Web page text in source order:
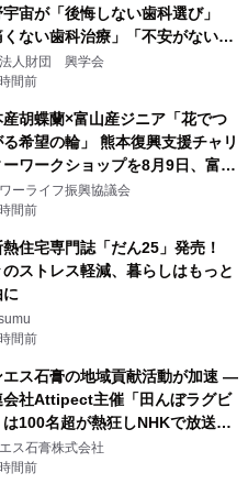
宙が「後悔しない歯科選び」
くない歯科治療」「不安がない治
」をテーマに専門監修
人財団 興学会
間前
産胡蝶蘭×富山産ジニア「花でつ
希望の輪」 熊本復興支援チャリ
ーワークショップを8月9日、富
射水で開催
ーライフ振興協議会
間前
住宅専門誌「だん25」発売！
のストレス軽減、暮らしはもっと
に
間前
エス石膏の地域貢献活動が加速 ―
会社Attipect主催「田んぼラグビ
は100名超が熱狂しNHKで放送さ
した。
ス石膏株式会社
間前